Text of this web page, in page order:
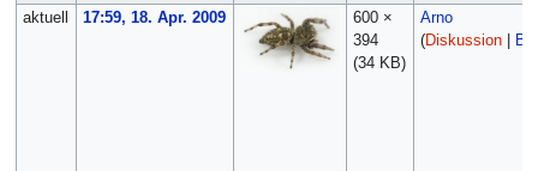
aktuell
17:59, 18. Apr. 2009
600 ×
394
(34 KB)
Arno
(Diskussion|